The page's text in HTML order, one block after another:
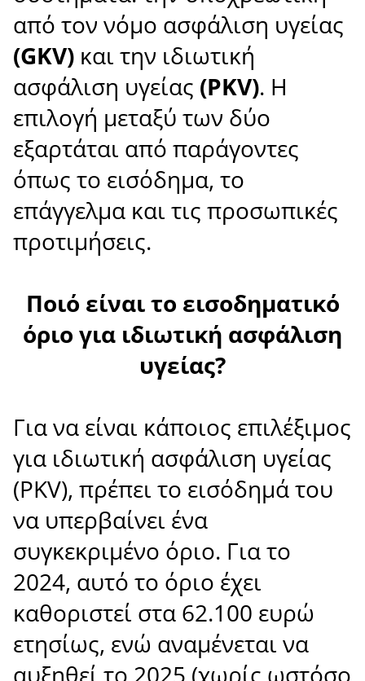
από τον νόμο ασφάλιση υγείας
(GKV) και την ιδιωτική
ασφάλιση υγείας (PKV). Η
επιλογή μεταξύ των δύο
εξαρτάται από παράγοντες
όπως το εισόδημα, το
επάγγελμα και τις προσωπικές
προτιμήσεις.
Ποιό είναι το εισοδηματικό
όριο για ιδιωτική ασφάλιση
υγείας?
Για να είναι κάποιος επιλέξιμος
για ιδιωτική ασφάλιση υγείας
(PKV), πρέπει το εισόδημά του
να υπερβαίνει ένα
συγκεκριμένο όριο. Για το
2024, αυτό το όριο έχει
καθοριστεί στα 62.100 ευρώ
ετησίως, ενώ αναμένεται να
αυξηθεί το 2025 (χωρίς ωστόσο